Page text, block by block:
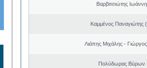
Βαρβιτσιώτης
Καμμένος Παναγιώτης
Λιάπης Μιχάλης -
Πολύδωρας Βύρων